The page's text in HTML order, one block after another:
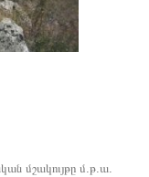
մշակույթը մ.թ.ա.